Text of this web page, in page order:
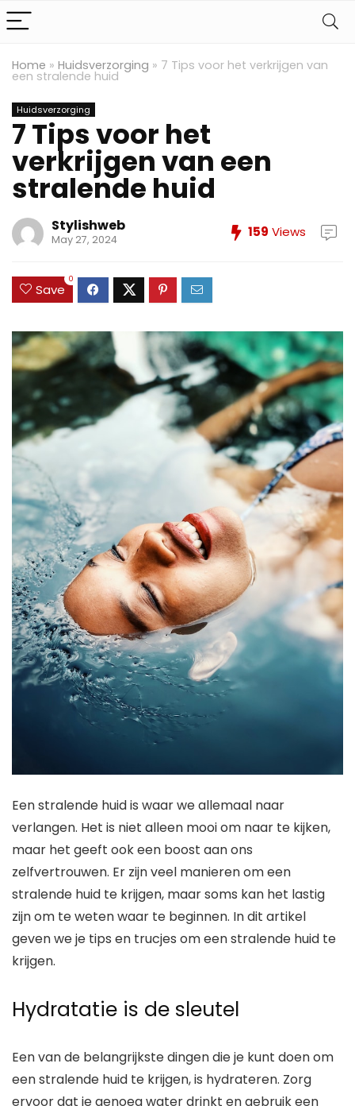
Home » Huidsverzorging » 7 Tips voor het verkrijgen van
een stralende huid
Huidsverzorging
7 Tips voor het
verkrijgen van een
stralende huid
Stylishweb
May 27, 2024 159 Views
Save
0
Een stralende huid is waar we allemaal naar
verlangen. Het is niet alleen mooi om naar te kijken,
maar het geeft ook een boost aan ons
zelfvertrouwen. Er zijn veel manieren om een
stralende huid te krijgen, maar soms kan het lastig
zijn om te weten waar te beginnen. In dit artikel
geven we je tips en trucjes om een stralende huid te
krijgen.
Hydratatie is de sleutel
Een van de belangrijkste dingen die je kunt doen om
een stralende huid te krijgen, is hydrateren. Zorg
ervoor dat je genoeg water drinkt en gebruik een